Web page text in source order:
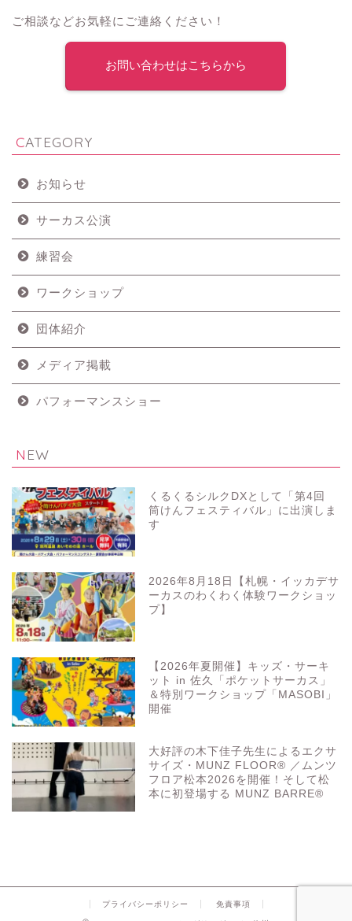
ご相談などお気軽にご連絡ください！
お問い合わせはこちらから
CATEGORY
お知らせ
サーカス公演
練習会
ワークショップ
団体紹介
メディア掲載
パフォーマンスショー
NEW
くるくるシルクDXとして「第4回
筒けんフェスティバル」に出演しま
す
2026年8月18日【札幌・イッカデサ
ーカスのわくわく体験ワークショッ
プ】
【2026年夏開催】キッズ・サーキ
ット in 佐久「ポケットサーカス」
＆特別ワークショップ「MASOBI」
開催
大好評の木下佳子先生によるエクサ
サイズ・MUNZ FLOOR® ／ムンツ
フロア松本2026を開催！そして松
本に初登場する MUNZ BARRE®
プライバシーポリシー 免責事項